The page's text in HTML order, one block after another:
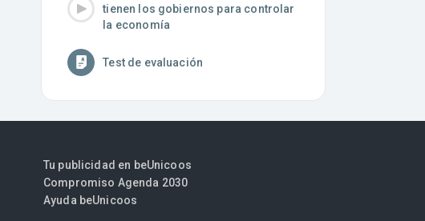
tienen los gobiernos para controlar
la economía
Test de evaluación
Tu publicidad en beUnicoos
Compromiso Agenda 2030
Ayuda beUnicoos